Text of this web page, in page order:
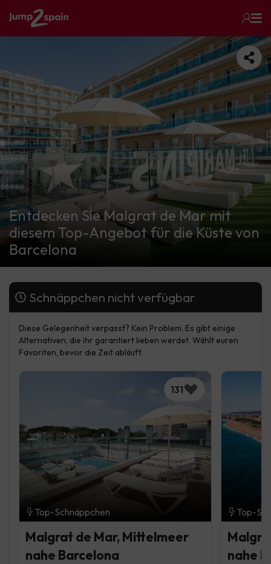
Entdecken Sie Malgrat de Mar mit
diesem Top-Angebot für die Küste von
Barcelona
Schnäppchen nicht verfügbar
Diese Gelegenheit verpasst? Kein Problem. Es gibt einige
Alternativen, die ihr garantiert lieben werdet. Wählt euren
Favoriten, bevor die Zeit abläuft.
131
Top-Schnäppchen
Malgrat de Mar, Mittelmeer
nahe Barcelona
Top-
nahe